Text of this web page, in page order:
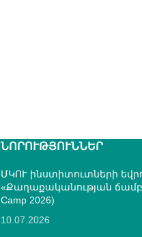
ՆՈՐՈՒԹՅՈՒՆՆԵՐ
ՄԿՈՒ ինստիտուտների
«Քաղաքականության
Camp 2026)
10.07.2026